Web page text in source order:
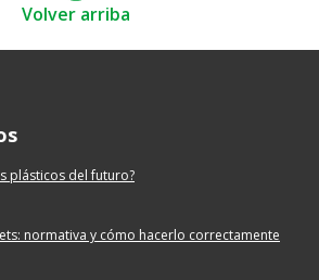
Volver arriba
plásticos del futuro?
normativa y cómo hacerlo correctamente